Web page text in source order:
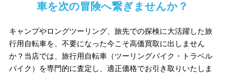
車を次の冒険へ繋ぎませんか？
キャンプやロングツーリング、旅先での探検に大活躍した旅
行用自転車を、不要になった今こそ高価買取に出しません
か？当店では、旅行用自転車（ツーリングバイク・トラベル
バイク）を専門的に査定し、適正価格でお引き取りいたしま